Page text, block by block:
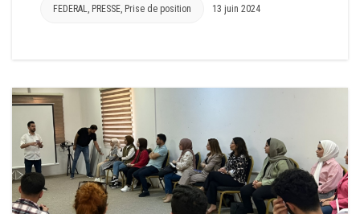
FEDERAL, PRESSE, Prise de position 13 juin 2024